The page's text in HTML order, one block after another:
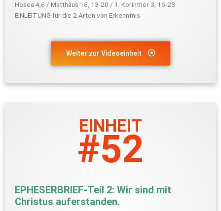
Hosea 4,6 / Matthäus 16, 13-20 / 1. Korinther 3, 16-23
EINLEITUNG für die 2 Arten von Erkenntnis
Weiter zur Videoeinheit
EINHEIT
#52
EPHESERBRIEF-Teil 2: Wir sind mit
Christus auferstanden.